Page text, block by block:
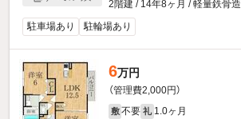
2階建 / 14年8ヶ月 / 軽量鉄骨造
駐車場あり
駐輪場あり
6万円
（管理費2,000円）
敷 不要 礼 1.0ヶ月